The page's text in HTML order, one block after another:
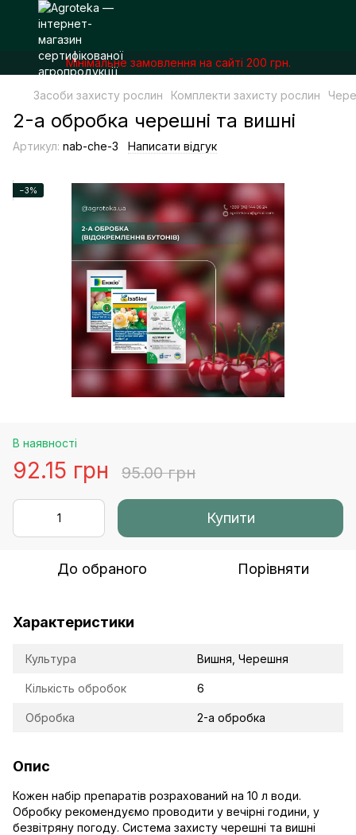
Мінімальне замовлення на сайті 200 грн.
Засоби захисту рослин Комплекти захисту рослин
2-а обробка черешні та вишні
Артикул: nab-che-3 Написати відгук
−3%
В наявності
92.15 грн 95.00 грн
Купити
До обраного Порівняти
Характеристики
Культура Вишня, Черешня
Кількість обробок 6
Обробка 2-а обробка
Опис
Кожен набір препаратів розрахований на 10 л води.
Обробку рекомендуємо проводити у вечірні години, у
безвітряну погоду. Система захисту черешні та вишні